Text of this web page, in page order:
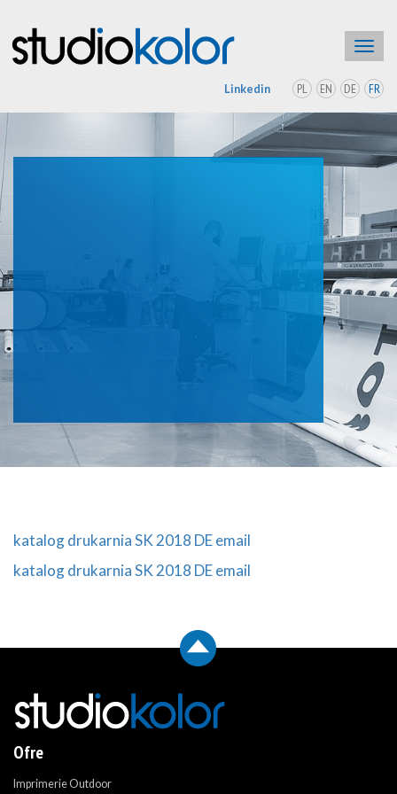
Linkedin PL EN DE FR
katalog drukarnia SK 2018 DE email
katalog drukarnia SK 2018 DE email
Ofre
Imprimerie Outdoor